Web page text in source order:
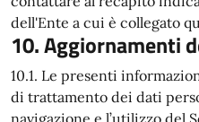
dell'Ente a cui è collegato
10. Aggiornamenti
10.1. Le presenti
di trattamento dei dati
navigazione e l’utilizzo del